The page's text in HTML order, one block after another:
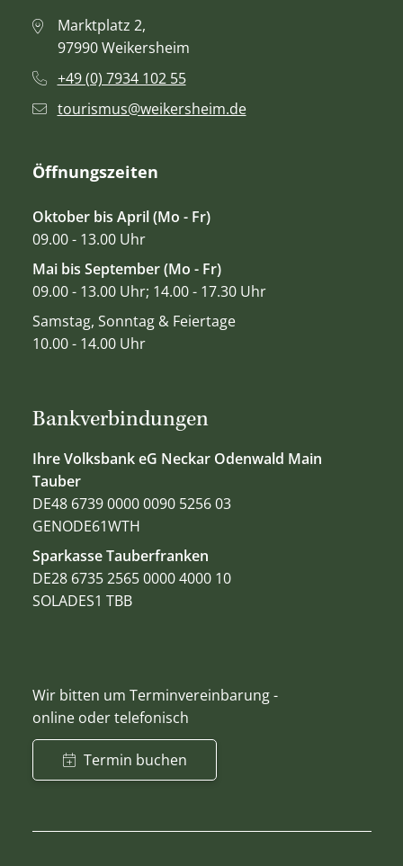
Bankverbindungen
Ihre Volksbank eG Neckar Odenwald Main
Tauber
DE48 6739 0000 0090 5256 03
GENODE61WTH
Sparkasse Tauberfranken
DE28 6735 2565 0000 4000 10
SOLADES1 TBB
Wir bitten um Terminvereinbarung -
online oder telefonisch
Termin buchen
Marktplatz 2,
97990 Weikersheim
+49 (0) 7934 102 55
tourismus@weikersheim.de
Öffnungszeiten
Oktober bis April (Mo - Fr)
09.00 - 13.00 Uhr
Mai bis September (Mo - Fr)
09.00 - 13.00 Uhr; 14.00 - 17.30 Uhr
Samstag, Sonntag & Feiertage
10.00 - 14.00 Uhr